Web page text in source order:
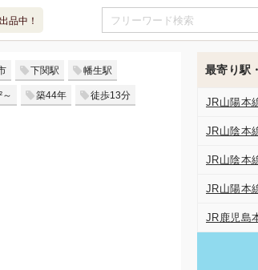
品中！
下関駅 幡生駅
築44年 徒歩13分
最寄り駅
JR山陽本
JR山陰本
JR山陰本
JR山陽本
JR鹿児島